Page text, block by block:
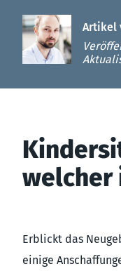
Artikel
welcher
Erblickt das
einige